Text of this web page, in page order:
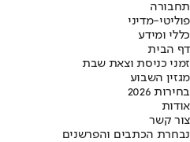
תחבורה
פוליטי-מדיני
כללי ומידע
דף הבית
זמני כניסת וצאת שבת
מגזין השבוע
בחירות 2026
אודות
צור קשר
נבחרת הכתבים והפרשנים